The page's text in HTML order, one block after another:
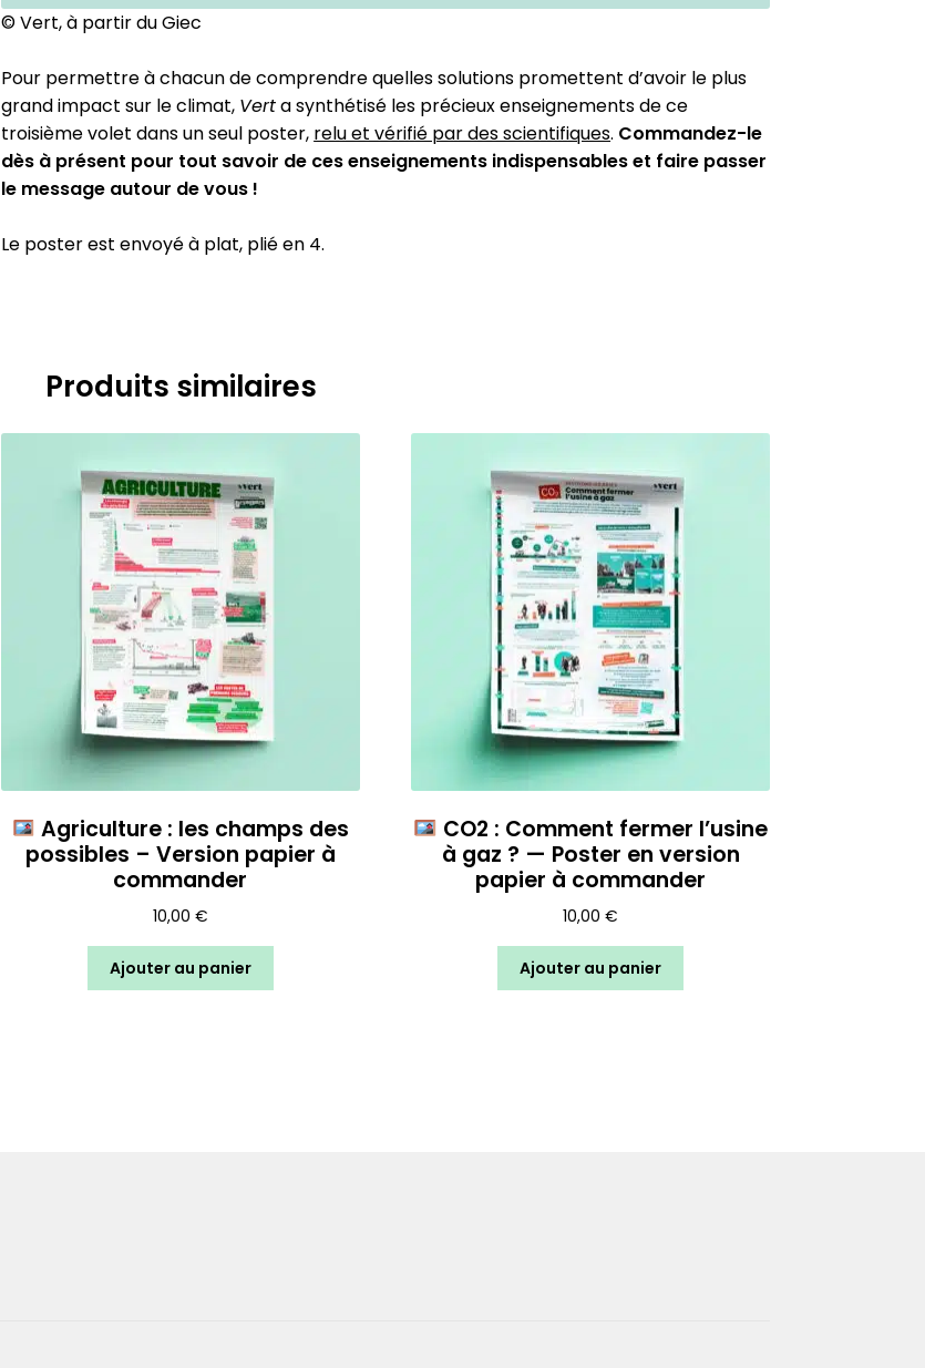
© Vert, à partir du Giec
Pour permettre à chacun de com­prendre quelles solutions pro­mettent d’avoir le plus
grand impact sur le climat, Verta syn­thé­ti­sé les précieux ensei­gne­ments de ce
troisième volet dans un seul poster, relu et vérifié par des scien­ti­fiques. Commandez-le
dès à présent pour tout savoir de ces ensei­gne­ments indis­pen­sables et faire passer
le message autour de vous !
Le poster est envoyé à plat, plié en 4.
Produits similaires
Agriculture : les champs des
possibles – Version papier à
commander
10,00 €
Ajouter au panier
CO2 : Comment fermer l’usine
à gaz ? — Poster en version
papier à commander
10,00€
Ajouter au panier